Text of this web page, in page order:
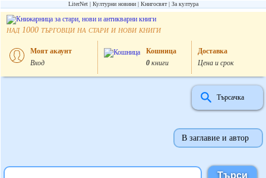
LiterNet Културни новини Книгосвят За култура
над 1000 търговци на стари и нови книги
Моят акаунт
Вход
Кошница
0книги
Доставка
Цена и срок
Търсачка
В заглавие и автор